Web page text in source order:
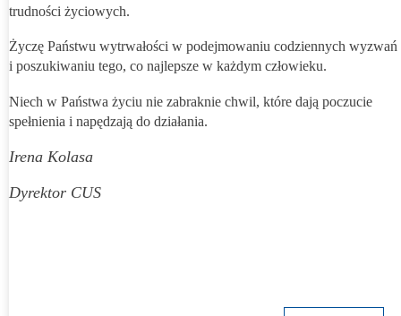
trudności życiowych.
Życzę Państwu wytrwałości w podejmowaniu codziennych wyzwań
i poszukiwaniu tego, co najlepsze w każdym człowieku.
Niech w Państwa życiu nie zabraknie chwil, które dają poczucie
spełnienia i napędzają do działania.
Irena Kolasa
Dyrektor CUS